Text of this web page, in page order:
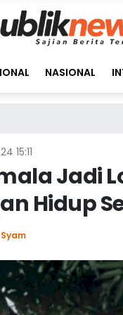
NASIONAL
15:11
Jadi
Hidup